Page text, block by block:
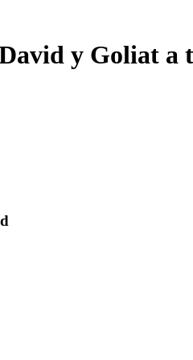
y Goliat a